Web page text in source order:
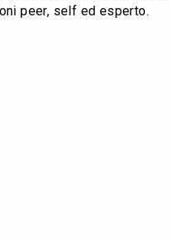
peer, self ed esperto.